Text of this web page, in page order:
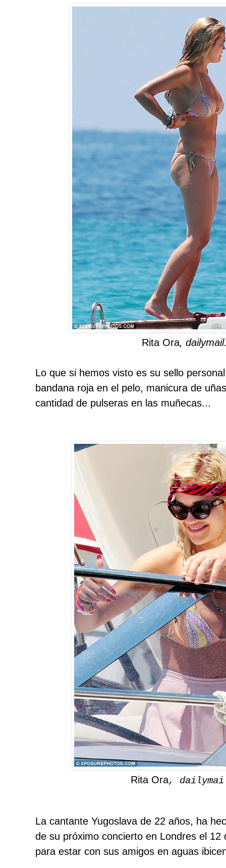
Rita Ora,
Lo que si hemos visto es su sello
bandana roja en el pelo, manicura de
cantidad de pulseras en las muñecas...
Rita Ora,
La cantante Yugoslava de 22 años, ha
de su próximo concierto en Londres el 12
para estar con sus amigos en aguas